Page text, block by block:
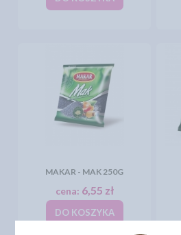
MAKAR - MAK 250G
cena: 6,55 zł
DO KOSZYKA